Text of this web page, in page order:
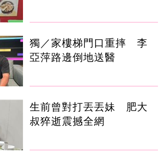
獨／家樓梯門口重摔 李
亞萍路邊倒地送醫
生前曾對打丟丟妹 肥大
叔猝逝震撼全網